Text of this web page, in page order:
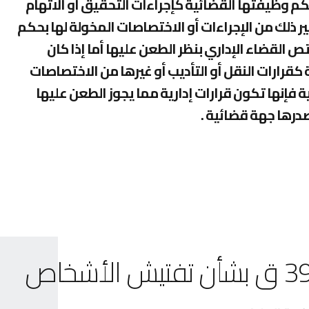
ذلك من الإجراءات أو الاختصاصات المخولة لها بحكم
الإداري بنظر الطعن عليها أما إذا كان
النقل أو التأديب أو غيرها من الاختصاصات
فإنها تكون قرارات إدارية مما يجوز الطعن عليها
جهة قضائية .